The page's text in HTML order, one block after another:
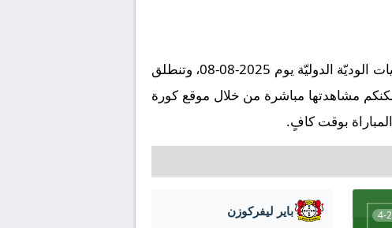
تُقام مباراة تشيلسي ضد باير ليفركوزن على ملعب ستامفورد بريدج في إطار بطولة دولي, المباريات الوديّة الدوليّة يوم 2025-08-08، وتنطلق
بتعليق ، ويمكنكم مشاهدتها مباشرة من خلال موقع كورة
بوقت كافٍ.
4- باير ليفركوزن